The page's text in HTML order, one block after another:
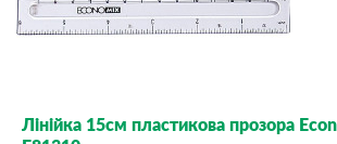
Лінійка 15см пластикова прозора